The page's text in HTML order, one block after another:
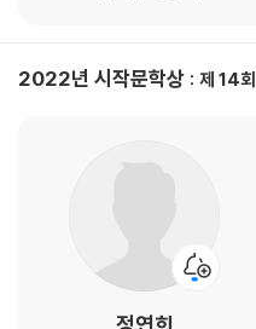
2022년 시작문학상 제 14회